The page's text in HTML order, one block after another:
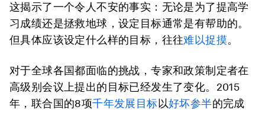
这揭示了一个令人不安的事实：无论是为了提高学
习成绩还是拯救地球，设定目标通常是有帮助的。
但具体应该设定什么样的目标，往往难以捉摸。
对于全球各国都面临的挑战，专家和政策制定者在
高级别会议上提出的目标已经发生了变化。2015
年，联合国的8项千年发展目标以好坏参半的完成